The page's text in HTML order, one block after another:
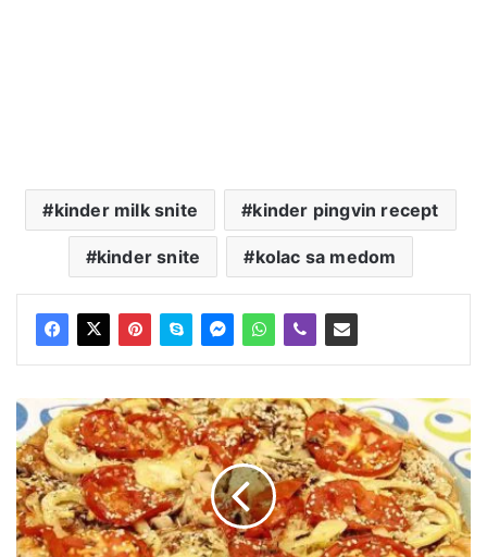
kinder milk snite kinder pingvin recept
kinder snite kolac sa medom
Posna
pica